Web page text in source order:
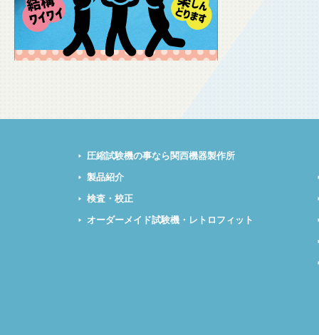
圧縮試験機の事なら関西機器製作所
製品紹介
検査・校正
オーダーメイド試験機・レトロフィット